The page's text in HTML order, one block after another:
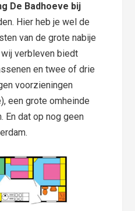
De Badhoeve bij
Hier heb je wel de
van de grote nabije
wij verbleven biedt
en twee of drie
voorzieningen
een grote omheinde
En dat op nog geen